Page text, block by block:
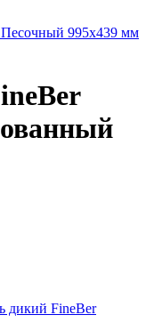
995х439 мм
дикий FineBer